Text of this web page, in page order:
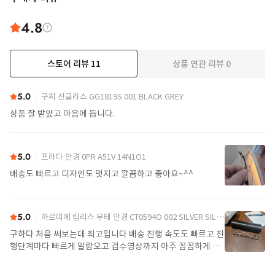
4.8
스토어 리뷰 11 상품 연관 리뷰 0
5.0 구찌 선글라스 GG1819S 001 BLACK GREY
상품 잘 받았고 마음에 듭니다.
5.0 프라다 안경 0PR A51V 14N1O1
배송도 빠르고 디자인도 멋지고 깔끔하고 좋아요~^^
5.0 까르띠에 림리스 무테 안경 CT0594O 002 SILVER SILVER TRANSPARENT
구하다 처음 써보는데 최고입니다 배송 진행 속도도 빠르고 진
행단계마다 빠르게 알람오고 검수영상까지 아주 꼼꼼하게 찍